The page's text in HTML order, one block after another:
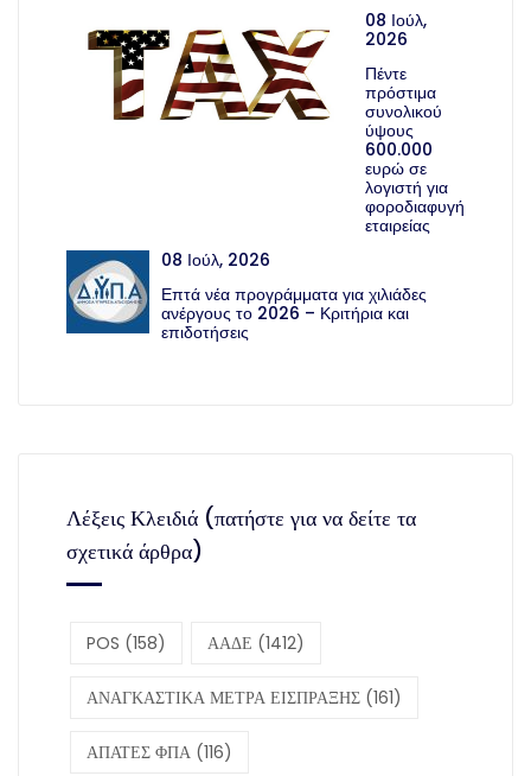
08 Ιούλ,
2026
Πέντε
πρόστιμα
συνολικού
ύψους
600.000
ευρώ σε
λογιστή για
φοροδιαφυγή
εταιρείας
08 Ιούλ, 2026
Επτά νέα προγράμματα για χιλιάδες
ανέργους το 2026 – Κριτήρια και
επιδοτήσεις
Λέξεις Κλειδιά (πατήστε για να δείτε τα
σχετικά άρθρα)
POS (158) ΑΑΔΕ (1412)
ΑΝΑΓΚΑΣΤΙΚΑ ΜΕΤΡΑ ΕΙΣΠΡΑΞΗΣ (161)
ΑΠΑΤΕΣ ΦΠΑ (116)